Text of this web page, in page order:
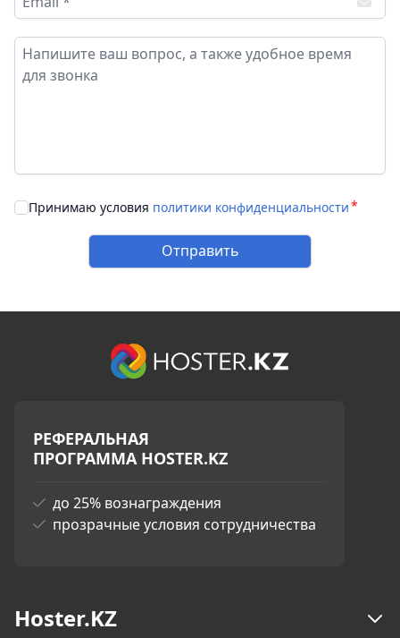
Принимаю условия политики конфиденциальности
Отправить
РЕФЕРАЛЬНАЯ
ПРОГРАММА HOSTER.KZ
до 25% вознаграждения
прозрачные условия сотрудничества
Hoster.KZ